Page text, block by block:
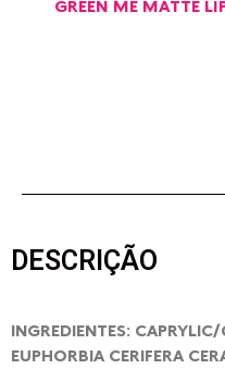
GREEN ME MATTE
DESCRIÇÃO
INGREDIENTES:
EUPHORBIA CERIFERA